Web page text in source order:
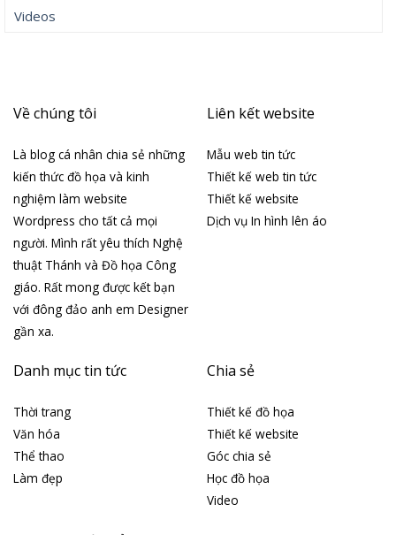
Videos
Về chúng tôi
Là blog cá nhân chia sẻ những
kiến thức đồ họa và kinh
nghiệm làm website
Wordpress cho tất cả mọi
người. Mình rất yêu thích Nghệ
thuật Thánh và Đồ họa Công
giáo. Rất mong được kết bạn
với đông đảo anh em Designer
gần xa.
Liên kết website
Mẫu web tin tức
Thiết kế web tin tức
Thiết kế website
Dịch vụ In hình lên áo
Danh mục tin tức
Thời trang
Văn hóa
Thể thao
Làm đẹp
Chia sẻ
Thiết kế đồ họa
Thiết kế website
Góc chia sẻ
Học đồ họa
Video